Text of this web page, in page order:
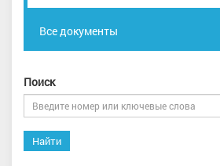
Все документы
Поиск
Найти